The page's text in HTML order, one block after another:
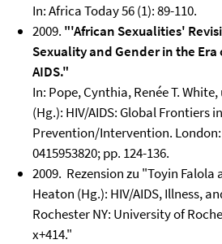
In: Africa Today 56 (1): 89-110.
2009. "'African Sexualities'
Sexuality and Gender in the
AIDS."
In: Pope, Cynthia, Renée T.
(Hg.): HIV/AIDS: Global Frontiers in
Prevention/Intervention. London:
0415953820; pp. 124-136.
2009. Rezension zu "Toyin Falola
Heaton (Hg.): HIV/AIDS, Illness,
Rochester NY: University of
x+414."